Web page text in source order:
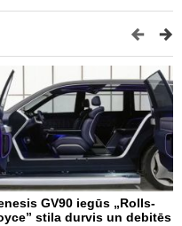
GV90 iegūs „Rolls-
stila durvis un debitēs